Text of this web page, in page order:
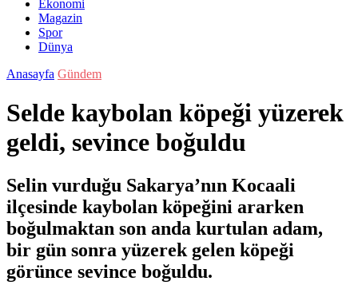
Ekonomi
Magazin
Spor
Dünya
Anasayfa Gündem
Selde kaybolan köpeği yüzerek
geldi, sevince boğuldu
Selin vurduğu Sakarya’nın Kocaali
ilçesinde kaybolan köpeğini ararken
boğulmaktan son anda kurtulan adam,
bir gün sonra yüzerek gelen köpeği
görünce sevince boğuldu.